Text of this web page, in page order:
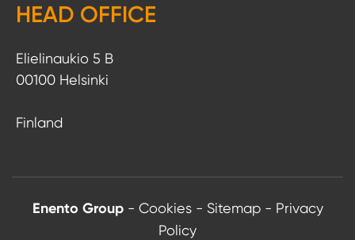
HEAD OFFICE
Elielinaukio 5 B
00100 Helsinki
Finland
Enento Group - Cookies- Sitemap- Privacy
Policy